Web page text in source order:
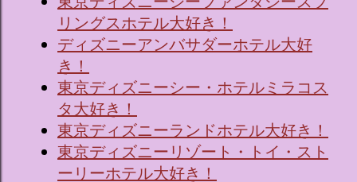
リングスホテル大好き！
ディズニーアンバサダーホテル大好
き！
東京ディズニーシー・ホテルミラコス
タ大好き！
東京ディズニーランドホテル大好き！
東京ディズニーリゾート・トイ・スト
ーリーホテル大好き！